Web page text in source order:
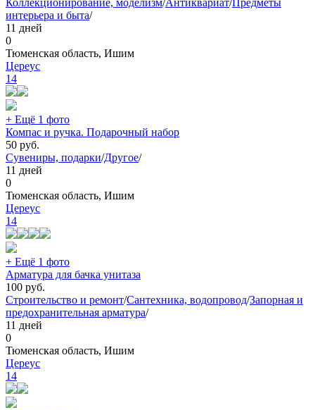
Коллекционирование, моделизм/Антиквариат/ Предметы
интерьера и быта/
11 дней
0
Тюменская область, Ишим
Цереус
14
+ Ещё 1 фото
Компас и ручка. Подарочный набор
50 руб.
Сувениры, подарки/Другое/
11 дней
0
Тюменская область, Ишим
Цереус
14
+ Ещё 1 фото
Арматура для бачка унитаза
100 руб.
Строительство и ремонт/Сантехника, водопровод/Запорная и
предохранительная арматура/
11 дней
0
Тюменская область, Ишим
Цереус
14